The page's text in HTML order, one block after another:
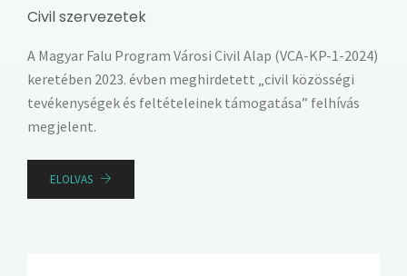
Civil szervezetek
A Magyar Falu Program Városi Civil Alap (VCA-KP-1-2024)
keretében 2023. évben meghirdetett „civil közösségi
tevékenységek és feltételeinek támogatása” felhívás
megjelent.
ELOLVAS